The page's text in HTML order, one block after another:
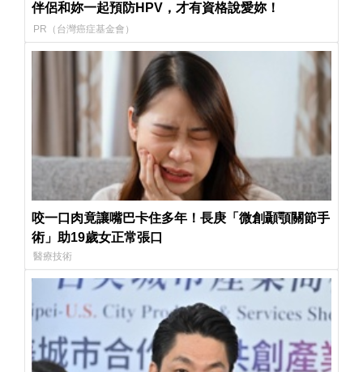
伴侶和妳一起預防HPV，才有資格說愛妳！
PR（台灣癌症基金會）
咬一口肉竟讓嘴巴卡住多年！長庚「微創顳顎關節手
術」助19歲女正常張口
醫療技術